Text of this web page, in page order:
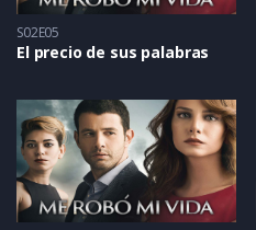
S02E05
El precio de sus palabras